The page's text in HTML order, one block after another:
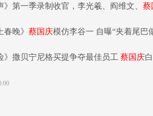
》第一季录制收官，李光羲、阎维文、 蔡
春晚》 蔡国庆模仿李谷一 自曝“夹着尾巴
》撒贝宁尼格买提争夺最佳员工 蔡国庆